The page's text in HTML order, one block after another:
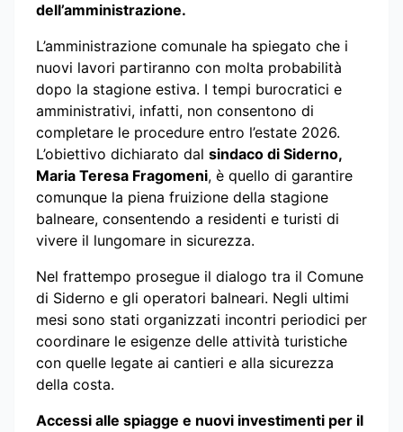
dell’amministrazione.
L’amministrazione comunale ha spiegato che i
nuovi lavori partiranno con molta probabilità
dopo la stagione estiva. I tempi burocratici e
amministrativi, infatti, non consentono di
completare le procedure entro l’estate 2026.
L’obiettivo dichiarato dal sindaco di Siderno,
Maria Teresa Fragomeni, è quello di garantire
comunque la piena fruizione della stagione
balneare, consentendo a residenti e turisti di
vivere il lungomare in sicurezza.
Nel frattempo prosegue il dialogo tra il Comune
di Siderno e gli operatori balneari. Negli ultimi
mesi sono stati organizzati incontri periodici per
coordinare le esigenze delle attività turistiche
con quelle legate ai cantieri e alla sicurezza
della costa.
Accessi alle spiagge e nuovi investimenti per il